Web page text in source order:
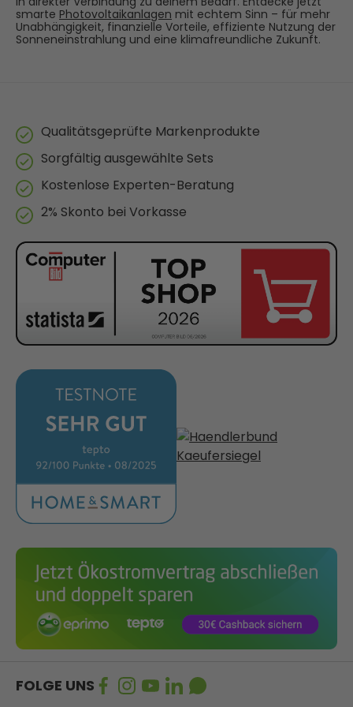
smarte Photovoltaikanlagen mit echtem Sinn – für mehr
Unabhängigkeit, finanzielle Vorteile, effiziente Nutzung der
Sonneneinstrahlung und eine klimafreundliche Zukunft.
Qualitätsgeprüfte Markenprodukte
Sorgfältig ausgewählte Sets
Kostenlose Experten-Beratung
2% Skonto bei Vorkasse
FOLGE UNS